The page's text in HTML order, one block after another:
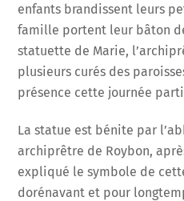
enfants brandissent leurs
famille portent leur bâton
statuette de Marie,
plusieurs curés des
présence cette journée
La statue est bénite par
archiprêtre de Roybon,
expliqué le symbole de
dorénavant et pour